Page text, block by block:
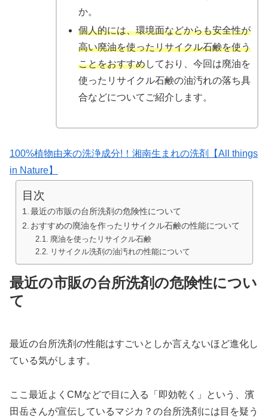
か。
個人的には、環境面などからも安全性が
高い廃油を使ったリサイクル石鹸を使う
ことをおすすめしており、今回は廃油を
使ったリサイクル石鹸の油汚れの落ち具
合などについてご紹介します。
100%植物由来の洗浄成分!！湘南生まれの洗剤【All things
in Nature】
目次
最近の市販の台所洗剤の危険性について
おすすめの廃油を作ったリサイクル石鹸の性能について
廃油を使ったリサイクル石鹸
リサイクル洗剤の油汚れの性能について
最近の市販の台所洗剤の危険性につい
て
最近の台所洗剤の性能はすごいとしか言えないほど進化し
ている気がします。
ここ最近よくCMなどで目に入る「即効乾く」という、濱
田岳さんが宣伝しているマジカ？の台所洗剤には目を疑う